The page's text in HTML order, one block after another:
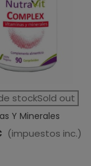
stockSold out
Y Minerales
· Nutravit · 90
(impuestos inc.)